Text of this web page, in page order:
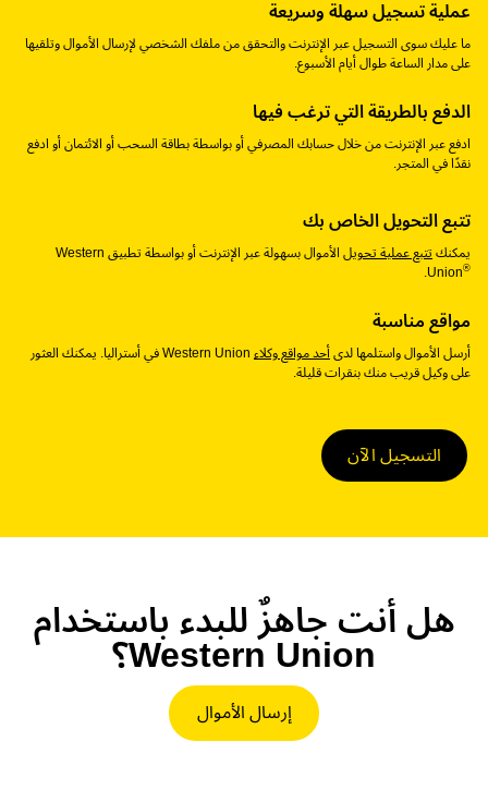
عملية تسجيل سهلة وسريعة
ما عليك سوى التسجيل عبر الإنترنت والتحقق من ملفك الشخصي لإرسال الأموال وتلقيها
على مدار الساعة طوال أيام الأسبوع.
الدفع بالطريقة التي ترغب فيها
ادفع عبر الإنترنت من خلال حسابك المصرفي أو بواسطة بطاقة السحب أو الائتمان أو ادفع
نقدًا في المتجر.
تتبع التحويل الخاص بك
يمكنك تتبع عملية تحويل
الأموال بسهولة عبر الإنترنت أو بواسطة تطبيق Western
Union®
مواقع مناسبة
أرسل الأموال واستلمها لدى أحد مواقع وكلاء
Western Union في أستراليا. يمكنك العثور
على وكيل قريب منك بنقرات قليلة.
التسجيل الآن
هل أنت جاهزٌ للبدء باستخدام
Western Union؟
إرسال الأموال